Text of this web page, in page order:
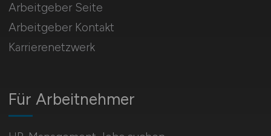
Für Arbeitnehmer
Arbeitgeber Seite
Arbeitgeber Kontakt
Karrierenetzwerk